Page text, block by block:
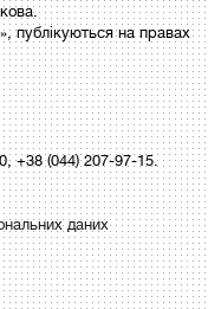
публікуються на правах
+38 (044) 207-97-15.
даних